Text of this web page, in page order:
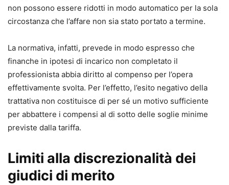
non possono essere ridotti in modo automatico per la sola
circostanza che l’affare non sia stato portato a termine.
La normativa, infatti, prevede in modo espresso che
finanche in ipotesi di incarico non completato il
professionista abbia diritto al compenso per l’opera
effettivamente svolta. Per l’effetto, l’esito negativo della
trattativa non costituisce di per sé un motivo sufficiente
per abbattere i compensi al di sotto delle soglie minime
previste dalla tariffa.
Limiti alla discrezionalità dei
giudici di merito